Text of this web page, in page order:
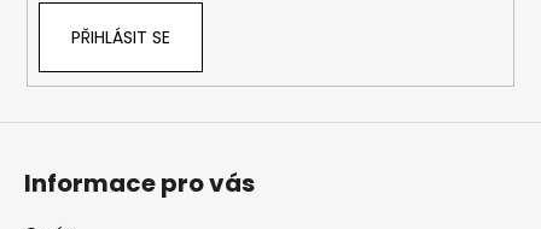
PŘIHLÁSIT SE
Informace pro vás